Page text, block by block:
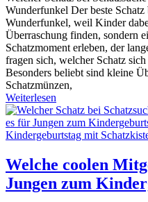
Wunderfunkel Der beste Schatz
Wunderfunkel, weil Kinder
Überraschung finden, sondern
Schatzmoment erleben, der
fragen sich, welcher Schatz
Besonders beliebt sind kleine
Schatzmünzen,
Weiterlesen
Welche coolen
Jungen zum